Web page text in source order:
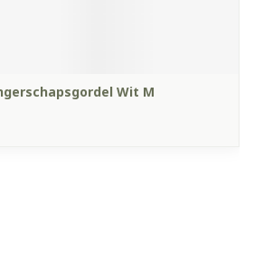
Wit M